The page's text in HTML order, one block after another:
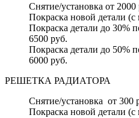
Снятие/установка от 2000
Покраска новой детали
Покраска детали до 30%
6500 руб.
Покраска детали до 50%
6000 руб.
РЕШЕТКА РАДИАТОРА
Снятие/установка от 300
Покраска новой детали